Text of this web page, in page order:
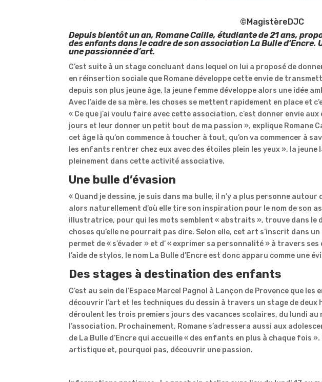
©MagistèreDJC
Depuis bientôt un an, Romane Caille, étudiante de 21 ans,
des enfants dans le cadre de son association La Bulle
une passionnée d’art.
C’est suite à un stage concluant dans lequel on lui a proposé de
en réinsertion sociale que Romane développe cette envie de
depuis son plus jeune âge, la jeune femme développe alors une idée
Avec l’aide de sa mère, les choses se mettent rapidement en place et
« Ce que j’ai voulu faire avec cette association, c’est donner envie
jours et leur donner un petit bout de ma passion », explique Romane
cet âge là qu’on commence à toucher à tout, qu’on va commencer à
les enfants rentrer chez eux avec des étoiles plein les yeux », la jeune
pleinement dans cette activité associative.
Une bulle d’évasion
« Quand je dessine, je suis dans ma bulle, il n’y a plus personne autour
alors naturellement d’où elle tire son inspiration pour le nom de son
illustratrice, pour qui les mots semblent « abstraits », trouve dans le
choses qu’elle ne pourrait pas dire. Selon elle, cet art s’inscrit dans
permet de « s’évader » et d’ « exprimer sa personnalité » à travers
l’aide de stylos, le nom La Bulle d’Encre est donc apparu comme une
Des stages à destination des enfants
C’est au sein de l’Espace Marcel Pagnol à Lançon de Provence que
découvrir l’art et les techniques du dessin à travers un stage de deux
déroulent les trois premiers jours des vacances scolaires, du lundi au
l’association. Prochainement, Romane s’adressera aussi aux
de La Bulle d’Encre qui accueille « des enfants en plus à chaque fois
artistique et, pourquoi pas, découvrir une passion.